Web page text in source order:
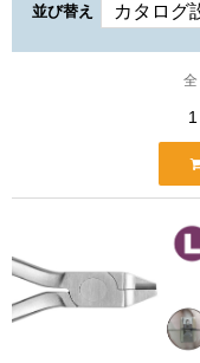
並び替え
全
1